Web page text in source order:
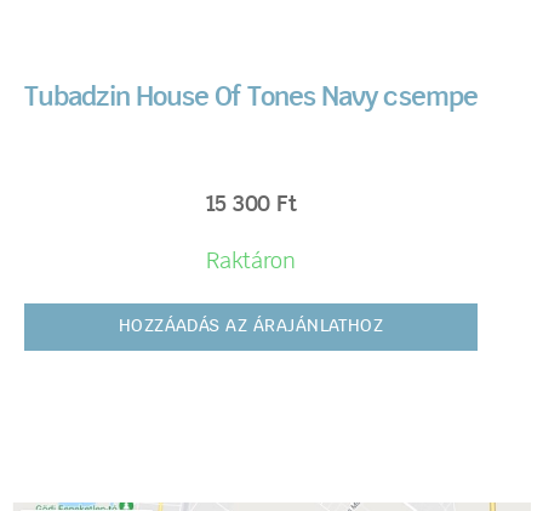
Tubadzin House Of Tones Navy csempe
15 300 Ft
Raktáron
HOZZÁADÁS AZ ÁRAJÁNLATHOZ